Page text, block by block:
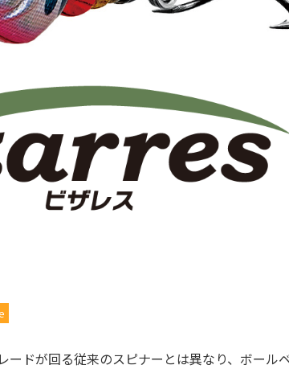
ードが回る従来のスピナーとは異なり、ボー